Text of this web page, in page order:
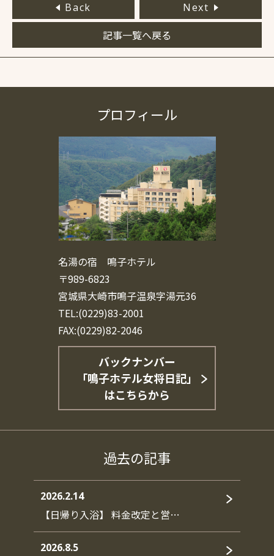
Back Next
記事一覧へ戻る
プロフィール
名湯の宿 鳴子ホテル
〒989-6823
宮城県大崎市鳴子温泉字湯元36
TEL:(0229)83-2001
FAX:(0229)82-2046
バックナンバー
「鳴子ホテル女将日記」
はこちらから
過去の記事
2026.2.14
【日帰り入浴】 料金改定と営…
2026.8.5